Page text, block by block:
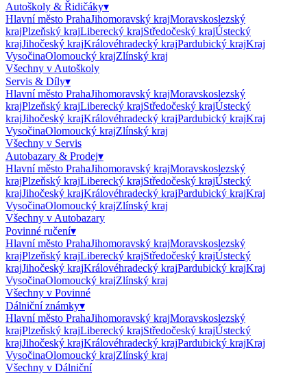
Autoškoly & Řidičáky▾
Hlavní město PrahaJihomoravský krajMoravskoslezský
krajPlzeňský krajLiberecký krajStředočeský krajÚstecký
krajJihočeský krajKrálovéhradecký krajPardubický krajKraj
VysočinaOlomoucký krajZlínský kraj
Všechny v Autoškoly
Servis & Díly▾
Hlavní město PrahaJihomoravský krajMoravskoslezský
krajPlzeňský krajLiberecký krajStředočeský krajÚstecký
krajJihočeský krajKrálovéhradecký krajPardubický krajKraj
VysočinaOlomoucký krajZlínský kraj
Všechny v Servis
Autobazary & Prodej▾
Hlavní město PrahaJihomoravský krajMoravskoslezský
krajPlzeňský krajLiberecký krajStředočeský krajÚstecký
krajJihočeský krajKrálovéhradecký krajPardubický krajKraj
VysočinaOlomoucký krajZlínský kraj
Všechny v Autobazary
Povinné ručení▾
Hlavní město PrahaJihomoravský krajMoravskoslezský
krajPlzeňský krajLiberecký krajStředočeský krajÚstecký
krajJihočeský krajKrálovéhradecký krajPardubický krajKraj
VysočinaOlomoucký krajZlínský kraj
Všechny v Povinné
Dálniční známky▾
Hlavní město PrahaJihomoravský krajMoravskoslezský
krajPlzeňský krajLiberecký krajStředočeský krajÚstecký
krajJihočeský krajKrálovéhradecký krajPardubický krajKraj
VysočinaOlomoucký krajZlínský kraj
Všechny v Dálniční